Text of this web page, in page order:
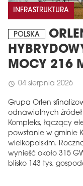
INFRASTRUKTURA
POLSKA
MOCY 216
schedule 04 sierpnia 2026
Grupa Orlen
odnawialnych źródeł
Kompleks, łączący
powstanie w gminie
wielkopolskim.
wynieść około 315
blisko 143 tys.